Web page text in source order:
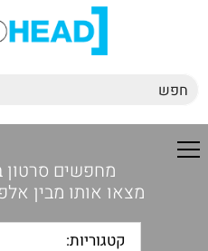
מחפשים סרטון
מצאו אותו מבין